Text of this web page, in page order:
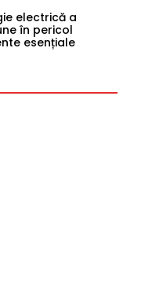
electrică a
în pericol
esențiale